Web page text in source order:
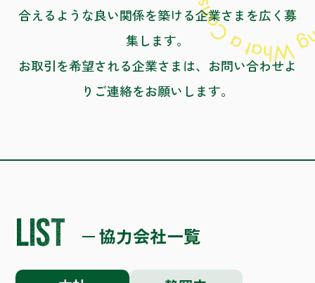
合えるような良い関係を築ける企業さまを広く募
集します。
お取引を希望される企業さまは、お問い合わせよ
りご連絡をお願いします。
LIST 協力会社一覧